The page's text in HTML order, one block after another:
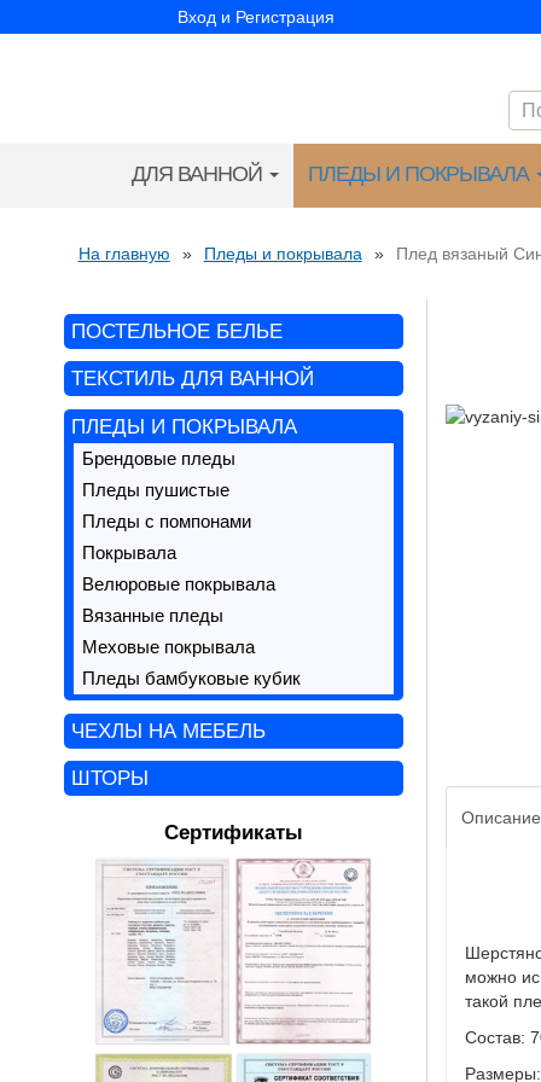
Вход и Регистрация
ДЛЯ ВАННОЙ ПЛЕДЫ И ПОКРЫВАЛА
На главную » Пледы и покрывала » Плед вязаный
ПОСТЕЛЬНОЕ БЕЛЬЕ
ТЕКСТИЛЬ ДЛЯ ВАННОЙ
ПЛЕДЫ И ПОКРЫВАЛА
Брендовые пледы
Пледы пушистые
Пледы с помпонами
Покрывала
Велюровые покрывала
Вязанные пледы
Меховые покрывала
Пледы бамбуковые кубик
ЧЕХЛЫ НА МЕБЕЛЬ
ШТОРЫ
Сертификаты
Описание
можно
такой
Состав: